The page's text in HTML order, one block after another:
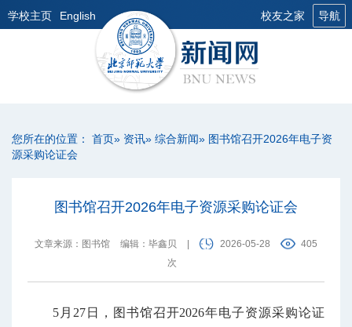
学校主页 English 校友之家 导航
您所在的位置： 首页» 资讯» 综合新闻» 图书馆召开2026年电子资
源采购论证会
图书馆召开2026年电子资源采购论证会
文章来源：图书馆 编辑：毕鑫贝 2026-05-28
405
次
5月27日，图书馆召开2026年电子资源采购论证